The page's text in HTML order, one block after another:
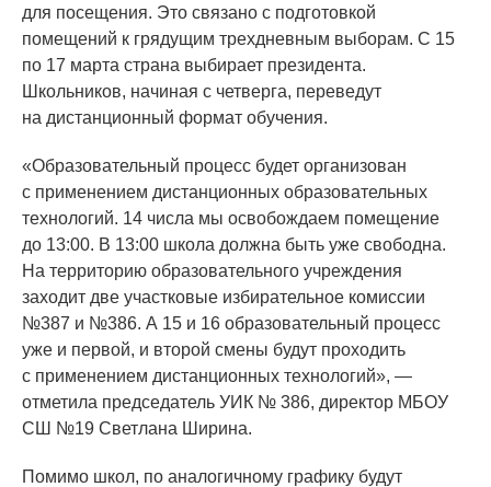
для посещения. Это связано с подготовкой
помещений к грядущим трехдневным выборам. С 15
по 17 марта страна выбирает президента.
Школьников, начиная с четверга, переведут
на дистанционный формат обучения.
«Образовательный процесс будет организован
с применением дистанционных образовательных
технологий. 14 числа мы освобождаем помещение
до 13:00. В 13:00 школа должна быть уже свободна.
На территорию образовательного учреждения
заходит две участковые избирательное комиссии
№387 и №386. А 15 и 16 образовательный процесс
уже и первой, и второй смены будут проходить
с применением дистанционных технологий», —
отметила председатель УИК № 386, директор МБОУ
СШ №19 Светлана Ширина.
Помимо школ, по аналогичному графику будут